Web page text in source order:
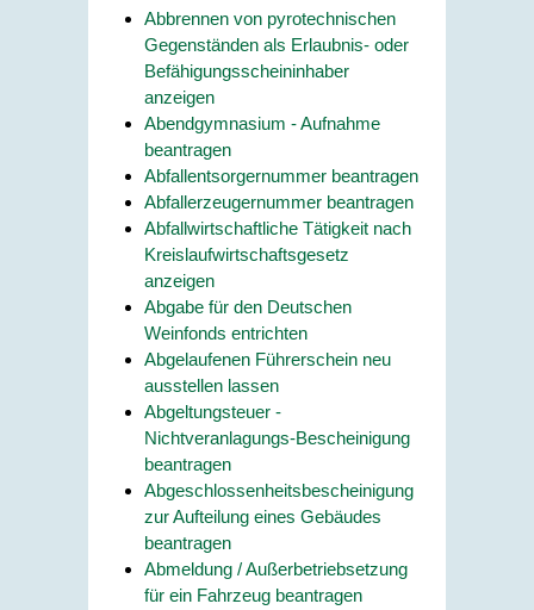
Abbrennen von pyrotechnischen
Gegenständen als Erlaubnis- oder
Befähigungsscheininhaber
anzeigen
Abendgymnasium - Aufnahme
beantragen
Abfallentsorgernummer beantragen
Abfallerzeugernummer beantragen
Abfallwirtschaftliche Tätigkeit nach
Kreislaufwirtschaftsgesetz
anzeigen
Abgabe für den Deutschen
Weinfonds entrichten
Abgelaufenen Führerschein neu
ausstellen lassen
Abgeltungsteuer -
Nichtveranlagungs-Bescheinigung
beantragen
Abgeschlossenheitsbescheinigung
zur Aufteilung eines Gebäudes
beantragen
Abmeldung / Außerbetriebsetzung
für ein Fahrzeug beantragen